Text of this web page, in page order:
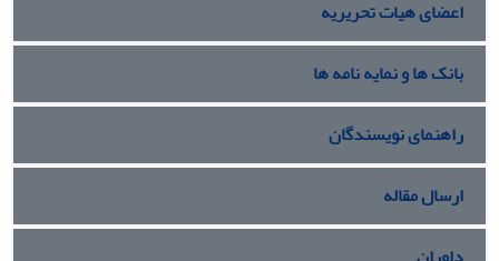
اعضای هیات تحریریه
بانک ها و نمایه نامه ها
راهنمای نویسندگان
ارسال مقاله